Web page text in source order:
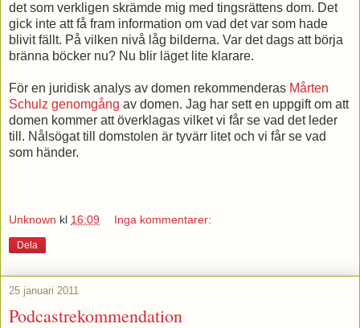
det som verkligen skrämde mig med tingsrättens dom. Det
gick inte att få fram information om vad det var som hade
blivit fällt. På vilken nivå låg bilderna. Var det dags att börja
bränna böcker nu? Nu blir läget lite klarare.
För en juridisk analys av domen rekommenderas Mårten
Schulz genomgång av domen. Jag har sett en uppgift om att
domen kommer att överklagas vilket vi får se vad det leder
till. Nålsögat till domstolen är tyvärr litet och vi får se vad
som händer.
Unknown kl 16:09 Inga kommentarer:
Dela
25 januari 2011
Podcastrekommendation